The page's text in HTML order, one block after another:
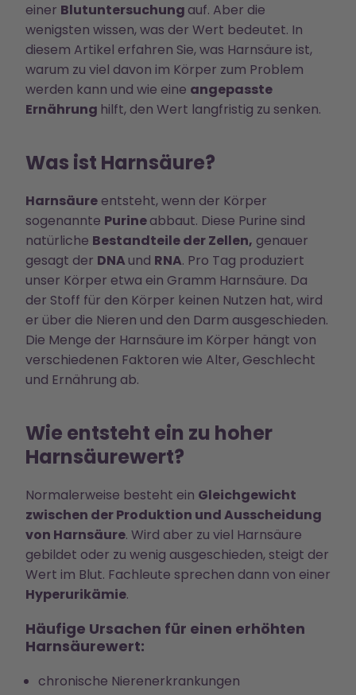
einer Blutuntersuchung auf. Aber die
wenigsten wissen, was der Wert bedeutet. In
diesem Artikel erfahren Sie, was Harnsäure ist,
warum zu viel davon im Körper zum Problem
werden kann und wie eine angepasste
Ernährung hilft, den Wert langfristig zu senken.
Was ist Harnsäure?
Harnsäure entsteht, wenn der Körper
sogenannte Purineabbaut. Diese Purine sind
natürliche Bestandteile der Zellen, genauer
gesagt der DNAund RNA. Pro Tag produziert
unser Körper etwa ein Gramm Harnsäure. Da
der Stoff für den Körper keinen Nutzen hat, wird
er über die Nieren und den Darm ausgeschieden.
Die Menge der Harnsäure im Körper hängt von
verschiedenen Faktoren wie Alter, Geschlecht
und Ernährung ab.
Wie entsteht ein zu hoher
Harnsäurewert?
Normalerweise besteht ein Gleichgewicht
zwischen der Produktion und Ausscheidung
von Harnsäure. Wird aber zu viel Harnsäure
gebildet oder zu wenig ausgeschieden, steigt der
Wert im Blut. Fachleute sprechen dann von einer
Hyperurikämie.
Häufige Ursachen für einen erhöhten
Harnsäurewert:
chronische Nierenerkrankungen